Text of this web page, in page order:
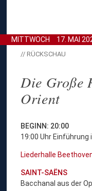
MITTWOCH 17. MAI
// RÜCKSCHAU
Die Große
Orient
BEGINN: 20:00
19:00 Uhr
Liederhalle
SAINT-SAËNS
Bacchanal aus der